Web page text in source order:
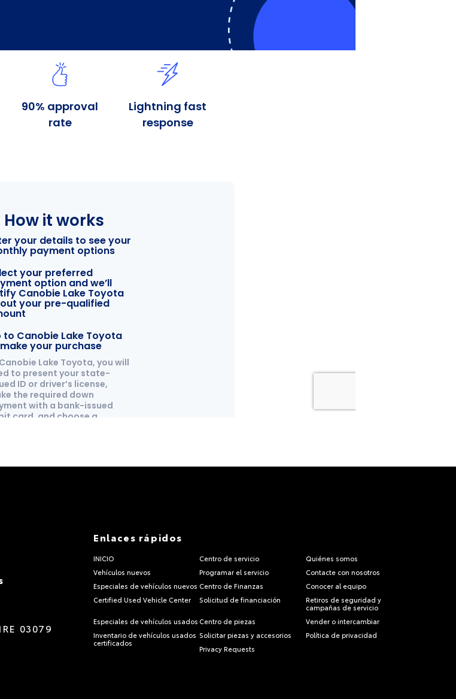
03079
Enlaces rápidos
INICIO Centro de servicio
Quiénes somos
Vehículos nuevos
Programar el servicio
Contacte con nosotros
Especiales de vehículos nuevos Centro de Finanzas
Conocer al equipo
Certified Used Vehicle Center
Solicitud de financiación
Retiros de seguridad y
campañas de servicio
Especiales de vehículos usados Centro de piezas
Vender o intercambiar
Inventario de vehículos usados
certificados
Solicitar piezas y accesorios
Política de privacidad
Privacy Requests